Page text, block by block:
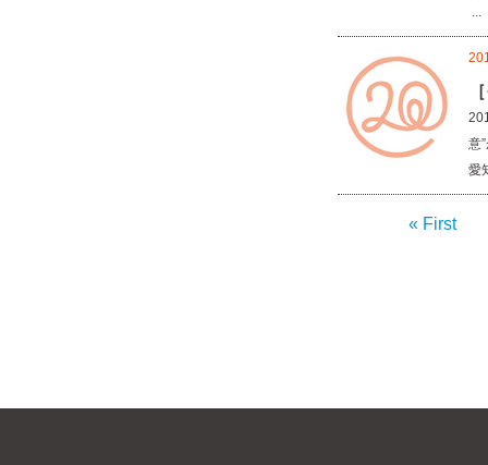
...
意
愛
« First